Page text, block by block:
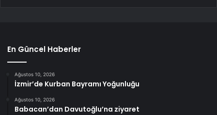
En Güncel Haberler
Ağustos 10, 2026
İzmir’de Kurban Bayramı Yoğunluğu
Ağustos 10, 2026
Babacan’dan Davutoğlu’na ziyaret